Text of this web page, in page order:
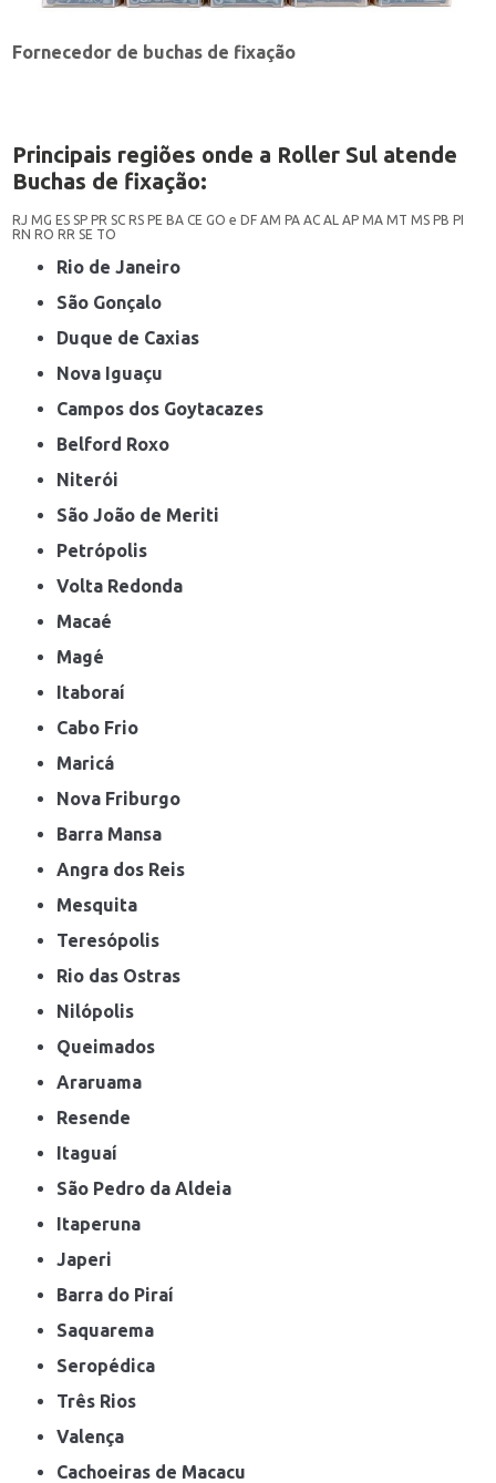
Fornecedor de buchas de fixação
Principais regiões onde a Roller Sul atende
Buchas de fixação:
RJ MG ES SP PR SC RS PE BA CE GO e DF AM PA AC AL AP MA MT MS PB PI
RN RO RR SE TO
Rio de Janeiro
São Gonçalo
Duque de Caxias
Nova Iguaçu
Campos dos Goytacazes
Belford Roxo
Niterói
São João de Meriti
Petrópolis
Volta Redonda
Macaé
Magé
Itaboraí
Cabo Frio
Maricá
Nova Friburgo
Barra Mansa
Angra dos Reis
Mesquita
Teresópolis
Rio das Ostras
Nilópolis
Queimados
Araruama
Resende
Itaguaí
São Pedro da Aldeia
Itaperuna
Japeri
Barra do Piraí
Saquarema
Seropédica
Três Rios
Valença
Cachoeiras de Macacu